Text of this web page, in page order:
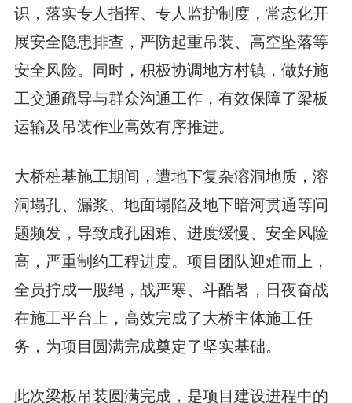
识，落实专人指挥、专人监护制度，常态化开
展安全隐患排查，严防起重吊装、高空坠落等
安全风险。同时，积极协调地方村镇，做好施
工交通疏导与群众沟通工作，有效保障了梁板
运输及吊装作业高效有序推进。
大桥桩基施工期间，遭地下复杂溶洞地质，溶
洞塌孔、漏浆、地面塌陷及地下暗河贯通等问
题频发，导致成孔困难、进度缓慢、安全风险
高，严重制约工程进度。项目团队迎难而上，
全员拧成一股绳，战严寒、斗酷暑，日夜奋战
在施工平台上，高效完成了大桥主体施工任
务，为项目圆满完成奠定了坚实基础。
此次梁板吊装圆满完成，是项目建设进程中的